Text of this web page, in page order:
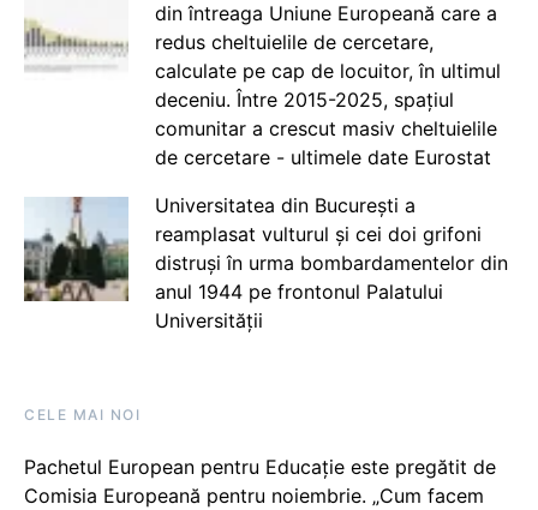
din întreaga Uniune Europeană care a
redus cheltuielile de cercetare,
calculate pe cap de locuitor, în ultimul
deceniu. Între 2015-2025, spațiul
comunitar a crescut masiv cheltuielile
de cercetare - ultimele date Eurostat
Universitatea din București a
reamplasat vulturul și cei doi grifoni
distruși în urma bombardamentelor din
anul 1944 pe frontonul Palatului
Universității
CELE MAI NOI
Pachetul European pentru Educație este pregătit de
Comisia Europeană pentru noiembrie. „Cum facem